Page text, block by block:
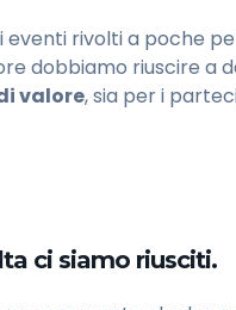
eventi rivolti a poche
dobbiamo riuscire a
valore, sia per i
ci siamo riusciti.